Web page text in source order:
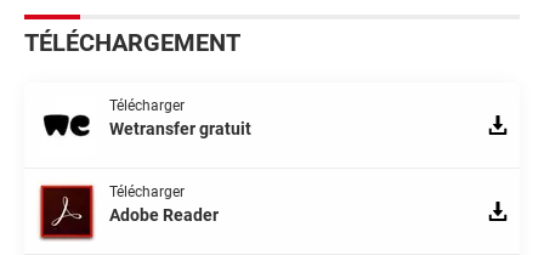
TÉLÉCHARGEMENT
Télécharger
Wetransfer gratuit
Télécharger
Adobe Reader